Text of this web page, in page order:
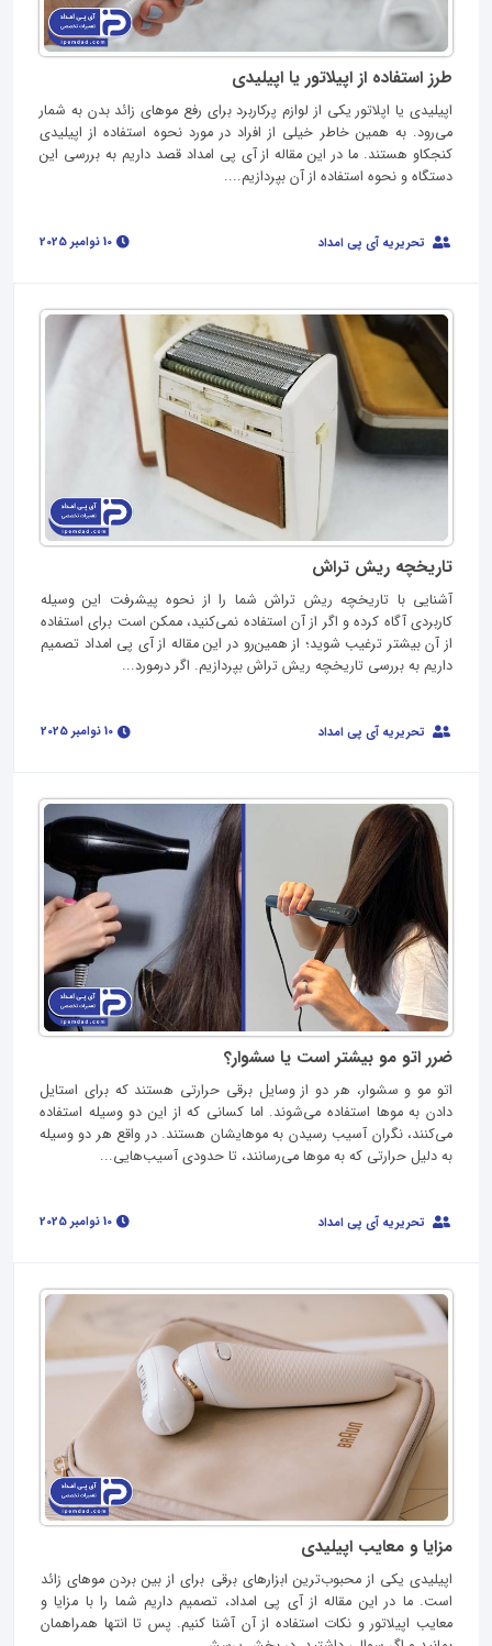
طرز استفاده از اپیلاتور یا اپیلیدی
اپیلیدی یا اپلاتور یکی از لوازم پرکاربرد برای رفع موهای زائد بدن به شمار
می‌رود. به همین خاطر خیلی از افراد در مورد نحوه استفاده از اپیلیدی
کنجکاو هستند. ما در این مقاله از آی پی امداد قصد داریم به بررسی این
دستگاه و نحوه استفاده از آن بپردازیم....
تحریریه آی پی امداد
تاریخچه ریش تراش
آشنایی با تاریخچه ریش تراش شما را از نحوه پیشرفت این وسیله
کاربردی آگاه کرده و اگر از آن استفاده نمی‌کنید، ممکن است برای استفاده
از آن بیشتر ترغیب شوید؛ از همین‌رو در این مقاله از آی پی امداد تصمیم
داریم به بررسی تاریخچه ریش تراش بپردازیم. اگر درمورد...
تحریریه آی پی امداد
ضرر اتو مو بیشتر است یا سشوار؟
اتو مو و سشوار، هر دو از وسایل برقی حرارتی هستند که برای استایل
دادن به موها استفاده می‌شوند. اما کسانی که از این دو وسیله استفاده
می‌کنند، نگران آسیب رسیدن به موهایشان هستند. در واقع هر دو وسیله
به دلیل حرارتی که به موها می‌رسانند، تا حدودی آسیب‌هایی...
تحریریه آی پی امداد
مزایا و معایب اپیلیدی
اپیلیدی یکی از محبوب‌ترین ابزارهای برقی برای از بین بردن موهای زائد
است. ما در این مقاله از آی پی امداد، تصمیم داریم شما را با مزایا و
معایب اپیلاتور و نکات استفاده از آن آشنا کنیم. پس تا انتها همراهمان